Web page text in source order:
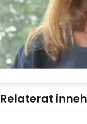
Reuszner
Relaterat